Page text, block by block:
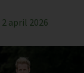
2 april 2026